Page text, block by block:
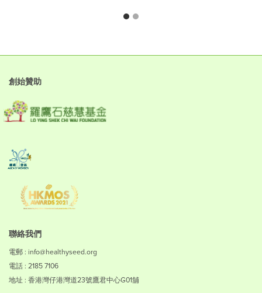
創始贊助
聯絡我們
電郵 : info@healthyseed.org
電話 : 2185 7106
地址 : 香港灣仔港灣道23號鷹君中心G01舖